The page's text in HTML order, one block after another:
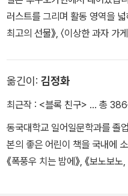
러스트를 그리며 활동 영역을
최고의 선물》, 〈이상한 과자 가
옮긴이: 김정화
최근작 : <블록 친구> … 총 386
동국대학교 일어일문학과를 졸
본의 좋은 어린이 책을 국내에
《폭풍우 치는 밤에》, 《보노보